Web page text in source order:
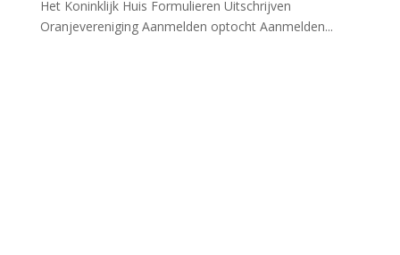
Het Koninklijk Huis Formulieren Uitschrijven
Oranjevereniging Aanmelden optocht Aanmelden...